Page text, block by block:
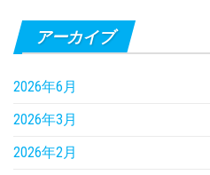
アーカイブ
2026年6月
2026年3月
2026年2月